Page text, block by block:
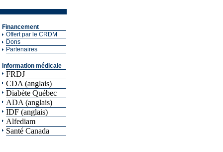
Financement
Offert par le CRDM
Dons
Partenaires
Information médicale
FRDJ
CDA (anglais)
Diabète Québec
ADA (anglais)
IDF (anglais)
Alfediam
Santé Canada